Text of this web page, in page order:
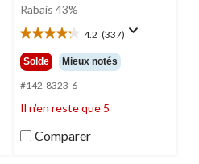
Rabais 43%
4.2 (337)
4.2
étoile(s)
sur
5.
337
évaluations
Solde Mieux notés
#142-8323-6
Il n’en reste que 5
Comparer